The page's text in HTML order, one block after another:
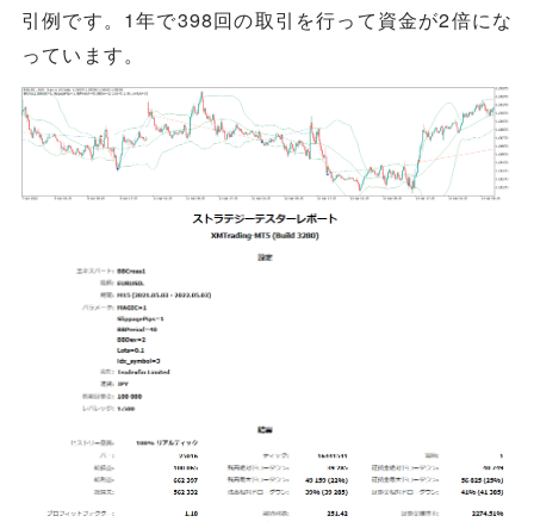
引例です。1年で398回の取引を行って資金が2倍にな
っています。